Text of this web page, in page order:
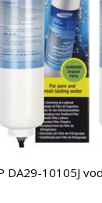
DA29-10105J